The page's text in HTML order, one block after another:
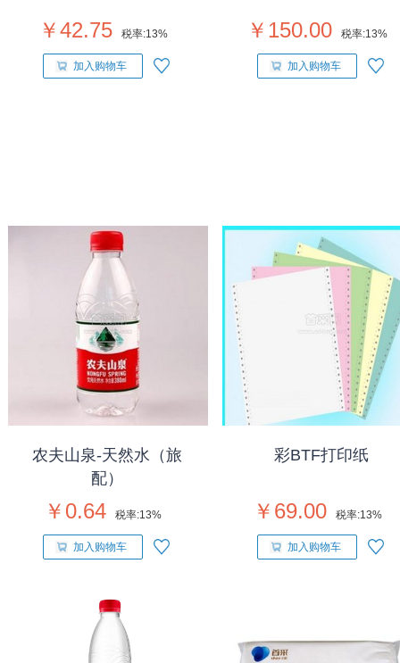
￥42.75 税率:13%
加入购物车
￥150.00 税率:13%
加入购物车
农夫山泉-天然水（旅
配）
￥0.64 税率:13%
加入购物车
彩BTF打印纸
￥69.00 税率:13%
加入购物车